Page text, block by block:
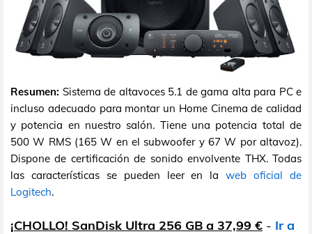
Resumen: Sistema de altavoces 5.1 de gama alta para PC e
incluso adecuado para montar un Home Cinema de calidad
y potencia en nuestro salón. Tiene una potencia total de
500 W RMS (165 W en el subwoofer y 67 W por altavoz).
Dispone de certificación de sonido envolvente THX. Todas
las características se pueden leer en laweb oficial de
Logitech.
¡CHOLLO! SanDisk Ultra 256 GB a 37,99 € - Ir a